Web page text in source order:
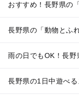
おすすめ！長野県の
長野県の「動物とふ
雨の日でもOK！長野
長野県の1日中遊べる